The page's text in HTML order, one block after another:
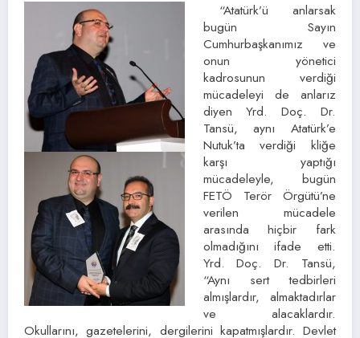
“Atatürk’ü anlarsak
bugün Sayın
Cumhurbaşkanımız ve
onun yönetici
kadrosunun verdiği
mücadeleyi de anlarız
diyen Yrd. Doç. Dr.
Tansü, aynı Atatürk’e
Nutuk’ta verdiği kliğe
karşı yaptığı
mücadeleyle, bugün
FETÖ Terör Örgütü’ne
verilen mücadele
arasında hiçbir fark
olmadığını ifade etti.
Yrd. Doç. Dr. Tansü,
“Aynı sert tedbirleri
almışlardır, almaktadırlar
ve alacaklardır.
Okullarını, gazetelerini, dergilerini kapatmışlardır. Devlet